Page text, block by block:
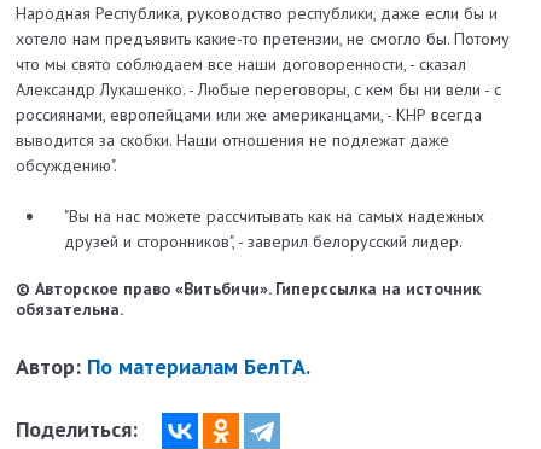
Народная Республика, руководство республики, даже если бы и
хотело нам предъявить какие-то претензии, не смогло бы. Потому
что мы свято соблюдаем все наши договоренности, - сказал
Александр Лукашенко. - Любые переговоры, с кем бы ни вели - с
россиянами, европейцами или же американцами, - КНР всегда
выводится за скобки. Наши отношения не подлежат даже
обсуждению".
"Вы на нас можете рассчитывать как на самых надежных
друзей и сторонников", - заверил белорусский лидер.
© Авторское право «Витьбичи». Гиперссылка на источник
обязательна.
Автор: По материалам БелТА.
Поделиться: